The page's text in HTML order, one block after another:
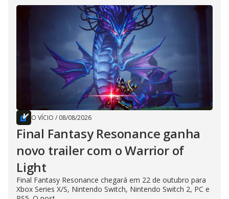
O VÍCIO / 08/08/2026
Final Fantasy Resonance ganha
novo trailer com o Warrior of
Light
Final Fantasy Resonance chegará em 22 de outubro para
Xbox Series X/S, Nintendo Switch, Nintendo Switch 2, PC e